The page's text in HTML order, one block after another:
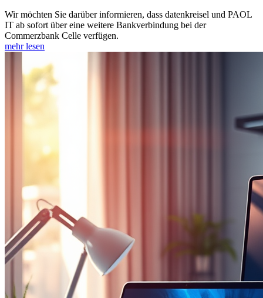
Wir möchten Sie darüber informieren, dass datenkreisel und PAOL
IT ab sofort über eine weitere Bankverbindung bei der
Commerzbank Celle verfügen.
mehr lesen